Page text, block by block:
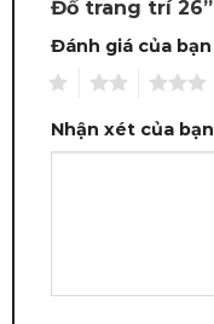
Đồ trang trí 26”
Đánh giá của bạn
Nhận xét của bạn